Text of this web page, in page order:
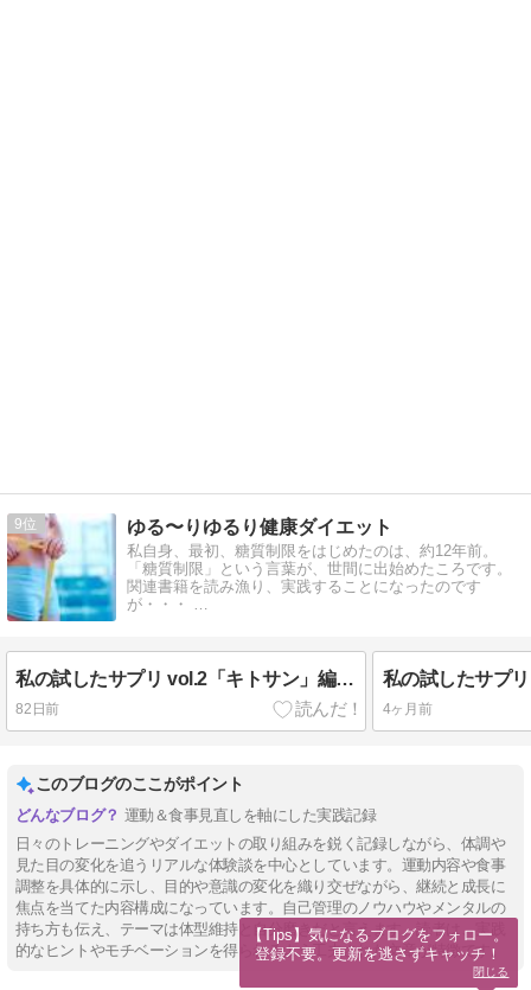
9 ゆる〜りゆるり健康ダイエット
私自身、最初、糖質制限をはじめたのは、約12年前。
「糖質制限」という言葉が、世間に出始めたころです。
関連書籍を読み漁り、実践することになったのです
が・・・ …
私の試したサプリ vol.2「キトサン」編 リニューアル版
82日前 4ヶ月前
このブログのここがポイント
運動＆食事見直しを軸にした実践記録
日々のトレーニングやダイエットの取り組みを鋭く記録しながら、体調や
見た目の変化を追うリアルな体験談を中心としています。運動内容や食事
調整を具体的に示し、目的や意識の変化を織り交ぜながら、継続と成長に
焦点を当てた内容構成になっています。自己管理のノウハウやメンタルの
持ち方も伝え、テーマは体型維持と自分磨きだと言えます。読者は、実践
的なヒントやモチベーションを得られるよう工夫された文章が特徴です。
【Tips】気になるブログをフォロー。
登録不要。更新を逃さずキャッチ！
閉じる